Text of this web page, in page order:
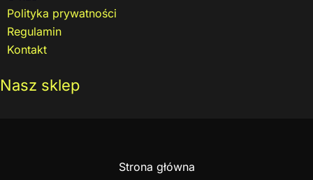
Polityka prywatności
Regulamin
Kontakt
Nasz sklep
Strona główna